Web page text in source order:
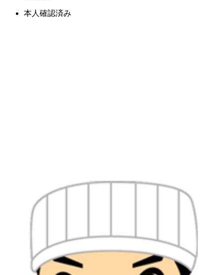
本人確認済み